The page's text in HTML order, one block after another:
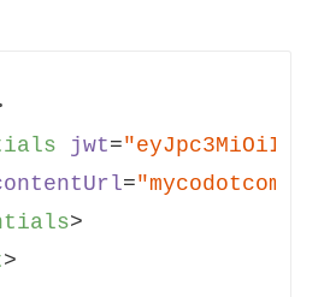
jwt=
="mycodotcom"
>
>